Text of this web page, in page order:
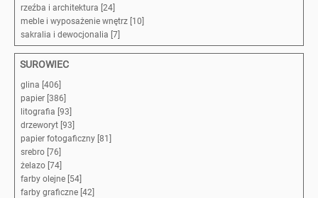
rzeźba i architektura [24]
meble i wyposażenie wnętrz [10]
sakralia i dewocjonalia [7]
SUROWIEC
glina [406]
papier [386]
litografia [93]
drzeworyt [93]
papier fotogaficzny [81]
srebro [76]
żelazo [74]
farby olejne [54]
farby graficzne [42]